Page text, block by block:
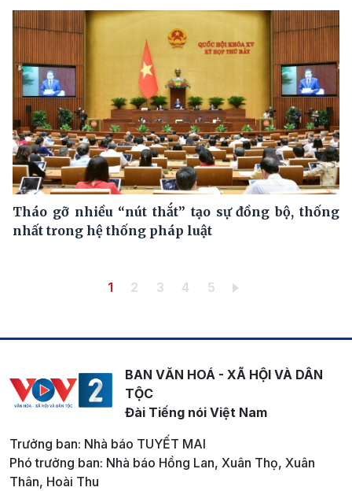
Tháo gỡ nhiều “nút thắt” tạo sự đồng bộ, thống
nhất trong hệ thống pháp luật
Trang hiện thời
1 Trang
2 Trang
3 Trang
4 Trang
5
BAN VĂN HOÁ - XÃ HỘI VÀ DÂN
TỘC
Đài Tiếng nói Việt Nam
Trưởng ban: Nhà báo TUYẾT MAI
Phó trưởng ban: Nhà báo Hồng Lan, Xuân Thọ, Xuân
Thân, Hoài Thu